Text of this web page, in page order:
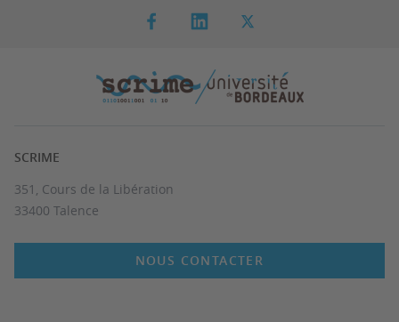
SCRIME
351, Cours de la Libération
33400 Talence
NOUS CONTACTER